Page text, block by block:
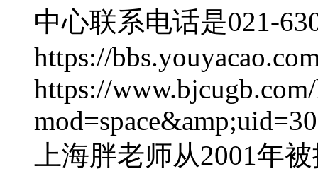
中心联系电话是021-
https://
https://
上海胖老师从2001年